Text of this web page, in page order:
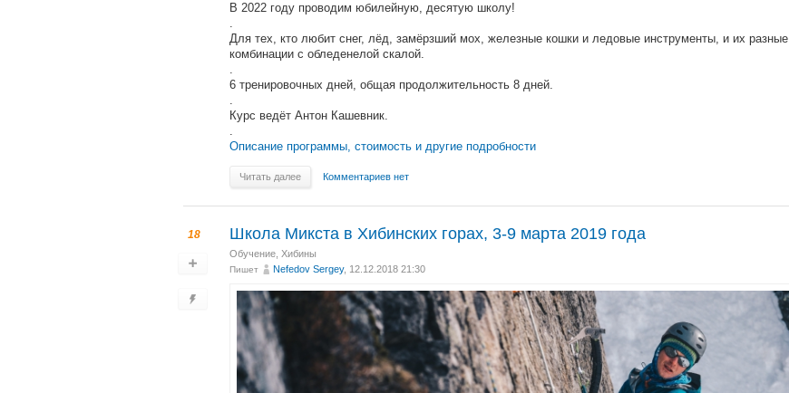
В 2022 году проводим юбилейную, десятую школу!
.
Для тех, кто любит снег, лёд, замёрзший мох, железные кошки и ледовые инструменты, и их разные
комбинации с обледенелой скалой.
.
6 тренировочных дней, общая продолжительность 8 дней.
.
Курс ведёт Антон Кашевник.
.
Описание программы, стоимость и другие подробности
Читать далее Комментариев нет
18 Школа Микста в Хибинских горах, 3-9 марта 2019 года
Обучение Хибины
Пишет Nefedov Sergey, 12.12.2018 21:30